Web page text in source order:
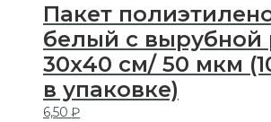
Пакет
белый с вырубной
30х40 см/ 50 мкм
в упаковке)
6,50₽